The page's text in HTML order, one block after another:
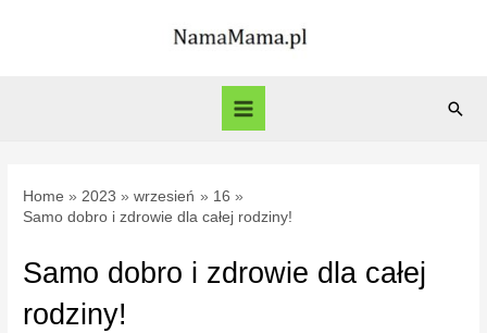
Home 2023 wrzesień
16
Samo dobro i zdrowie dla całej rodziny!
Samo dobro i zdrowie dla całej
rodziny!